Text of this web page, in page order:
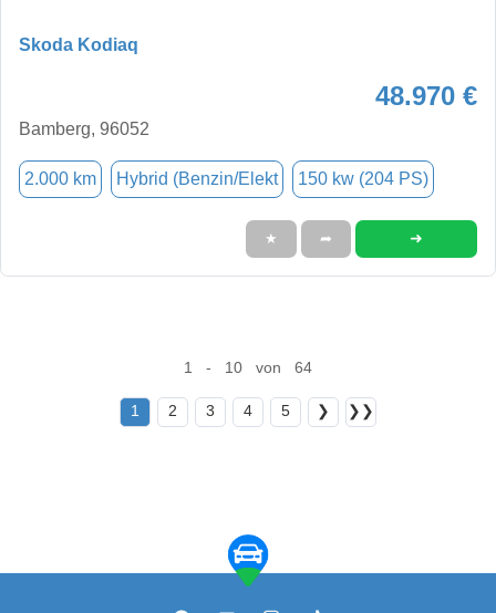
Skoda Kodiaq
48.970 €
Bamberg, 96052
2.000 km Hybrid (Benzin/Elekt 150 kw (204 PS)
★ ➦ ➜
1 - 10 von 64
1 2 3 4 5 ❯ ❯❯